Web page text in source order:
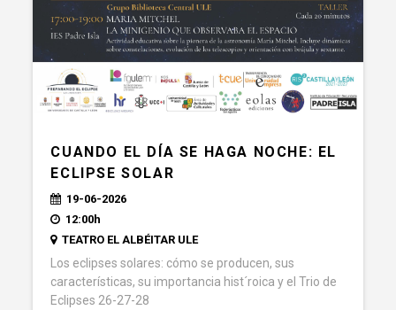
CUANDO EL DÍA SE HAGA NOCHE: EL
ECLIPSE SOLAR
19-06-2026
12:00h
TEATRO EL ALBÉITAR ULE
Los eclipses solares: cómo se producen, sus
características, su importancia hist´roica y el Trio de
Eclipses 26-27-28